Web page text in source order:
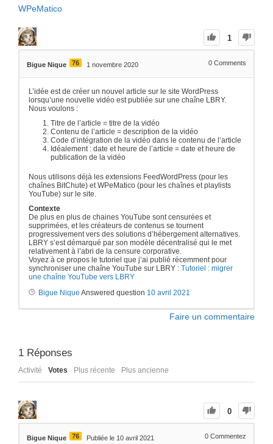
WPeMatico
1
Bigue Nique 76 1 novembre 2020 0 Comments
L’idée est de créer un nouvel article sur le site WordPress
lorsqu’une nouvelle vidéo est publiée sur une chaîne LBRY.
Nous voulons :
Titre de l’article = titre de la vidéo
Contenu de l’article = description de la vidéo
Code d’intégration de la vidéo dans le contenu de l’article
Idéalement : date et heure de l’article = date et heure de
publication de la vidéo
Nous utilisons déjà les extensions FeedWordPress (pour les
chaînes BitChute) et WPeMatico (pour les chaînes et playlists
YouTube) sur le site.
Contexte
De plus en plus de chaines YouTube sont censurées et
supprimées, et les créateurs de contenus se tournent
progressivement vers des solutions d’hébergement alternatives.
LBRY s’est démarqué par son modèle décentralisé qui le met
relativement à l’abri de la censure corporative.
Voyez à ce propos le tutoriel que j’ai publié récemment pour
synchroniser une chaîne YouTube sur LBRY : Tutoriel : migrer
une chaîne YouTube vers LBRY
Bigue Nique Answered question 10 avril 2021
Faire un commentaire
1 Réponses
Activité Votes Plus récente Plus ancienne
0
Bigue Nique 76 Publiée le 10 avril 2021 0 Commentez